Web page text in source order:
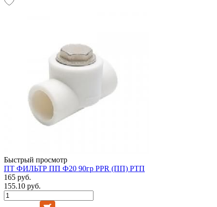
Быстрый просмотр
ПТ ФИЛЬТР ПП Ф20 90гр PPR (ПП) РТП
165 руб.
155.10 руб.